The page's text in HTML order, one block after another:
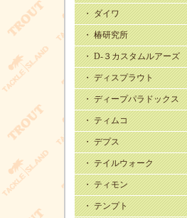
・ ダイワ
・ 椿研究所
・ D-３カスタムルアーズ
・ ディスプラウト
・ ディープパラドックス
・ ティムコ
・ デプス
・ テイルウォーク
・ ティモン
・ テンプト